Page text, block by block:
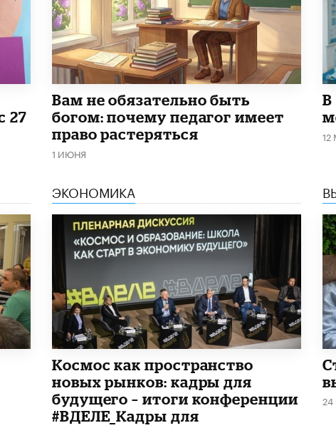
27
​Вам не обязательно быть
богом: почему педагог имеет
право растеряться
1 ИЮНЯ
В
12
ЭКОНОМИКА
Космос как пространство
новых рынков: кадры для
будущего – итоги конференции
#ВДЕЛЕ_Кадры для